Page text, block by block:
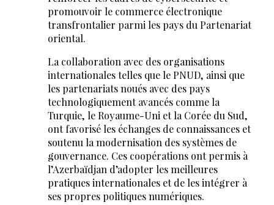
promouvoir le commerce électronique
transfrontalier parmi les pays du Partenariat
oriental.
La collaboration avec des organisations
internationales telles que le PNUD, ainsi que
les partenariats noués avec des pays
technologiquement avancés comme la
Turquie, le Royaume-Uni et la Corée du Sud,
ont favorisé les échanges de connaissances et
soutenu la modernisation des systèmes de
gouvernance. Ces coopérations ont permis à
l’Azerbaïdjan d’adopter les meilleures
pratiques internationales et de les intégrer à
ses propres politiques numériques.